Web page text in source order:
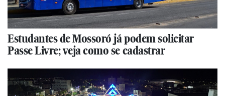
Estudantes de Mossoró já podem solicitar
Passe Livre; veja como se cadastrar